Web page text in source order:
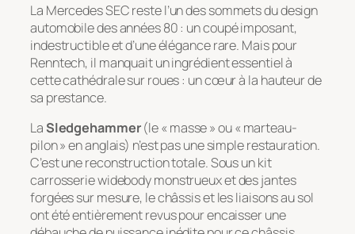
La Mercedes SEC reste l’un des sommets du design
automobile des années 80 : un coupé imposant,
indestructible et d’une élégance rare. Mais pour
Renntech, il manquait un ingrédient essentiel à
cette cathédrale sur roues : un cœur à la hauteur de
sa prestance.
LaSledgehammer(le « masse » ou « marteau-
pilon » en anglais) n’est pas une simple restauration.
C’est une reconstruction totale. Sous un kit
carrosseriewidebodymonstrueux et des jantes
forgées sur mesure, le châssis et les liaisons au sol
ont été entièrement revus pour encaisser une